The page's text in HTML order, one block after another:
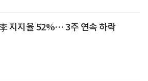
지지율 52%… 3주 연속 하락